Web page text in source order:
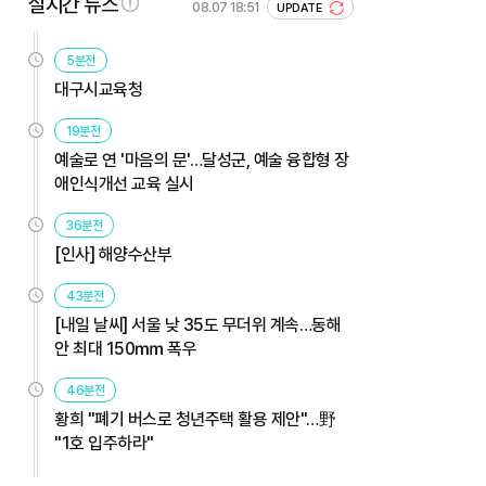
08.07 18:51 UPDATE
5분전
대구시교육청
19분전
예술로 연 '마음의 문'…달성군, 예술 융합형 장
애인식개선 교육 실시
36분전
[인사] 해양수산부
43분전
[내일 날씨] 서울 낮 35도 무더위 계속…동해
안 최대 150㎜ 폭우
46분전
황희 "폐기 버스로 청년주택 활용 제안"…野
"1호 입주하라"